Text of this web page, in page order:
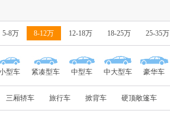
5-8万 8-12万 12-18万 18-25万 25-35万
型车 紧凑型车 中型车 中大型车 豪华车
三厢轿车 旅行车 掀背车 硬顶敞篷车